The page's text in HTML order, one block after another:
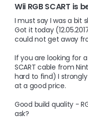
Wii RGB SCART is
I must say I was a bit
Got it today
could not get away
If you are looking for
SCART cable from
hard to find) I
at a good price.
Good build quality -
ask?